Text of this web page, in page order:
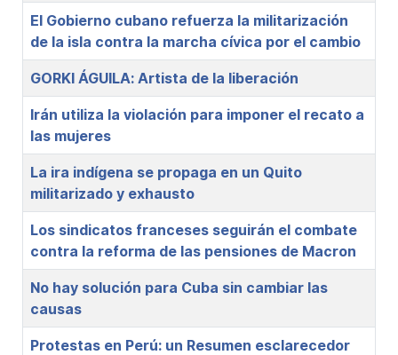
El Gobierno cubano refuerza la militarización
de la isla contra la marcha cívica por el cambio
GORKI ÁGUILA: Artista de la liberación
Irán utiliza la violación para imponer el recato a
las mujeres
La ira indígena se propaga en un Quito
militarizado y exhausto
Los sindicatos franceses seguirán el combate
contra la reforma de las pensiones de Macron
No hay solución para Cuba sin cambiar las
causas
Protestas en Perú: un Resumen esclarecedor